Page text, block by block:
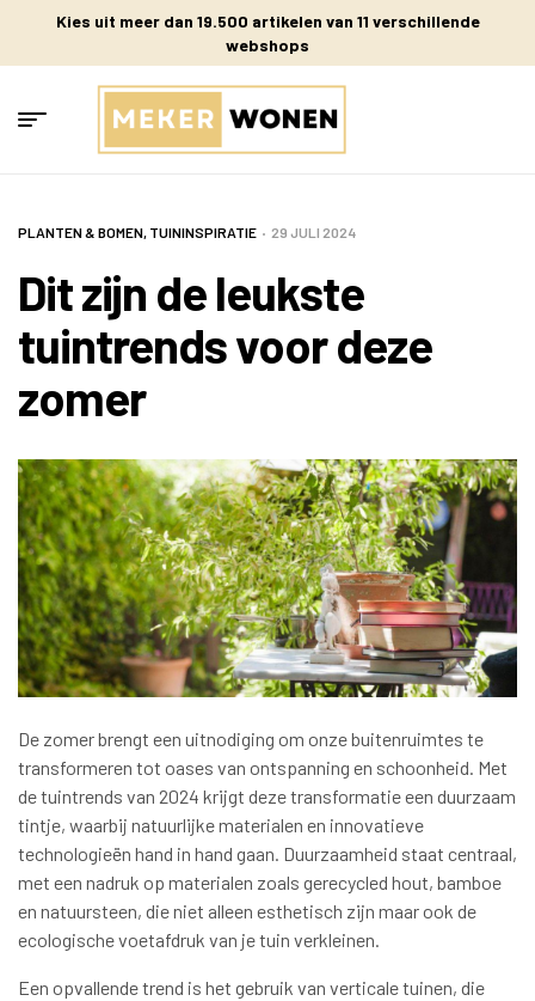
Kies uit meer dan 19.500 artikelen van 11 verschillende
webshops
PLANTEN & BOMEN, TUININSPIRATIE 29 JULI 2024
Dit zijn de leukste
tuintrends voor deze
zomer
De zomer brengt een uitnodiging om onze buitenruimtes te
transformeren tot oases van ontspanning en schoonheid. Met
de tuintrends van 2024 krijgt deze transformatie een duurzaam
tintje, waarbij natuurlijke materialen en innovatieve
technologieën hand in hand gaan. Duurzaamheid staat centraal,
met een nadruk op materialen zoals gerecycled hout, bamboe
en natuursteen, die niet alleen esthetisch zijn maar ook de
ecologische voetafdruk van je tuin verkleinen.
Een opvallende trend is het gebruik van verticale tuinen, die